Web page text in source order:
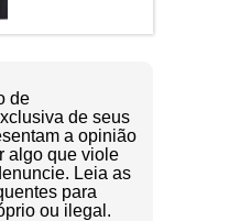
de
de seus
a opinião
algo que viole
Leia as
para
ou ilegal.